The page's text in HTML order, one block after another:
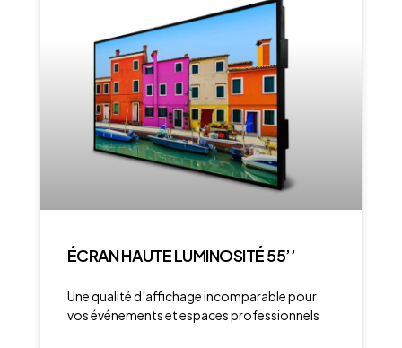
ÉCRAN HAUTE LUMINOSITÉ 55’’
Une qualité d’affichage incomparable pour
vos événements et espaces professionnels